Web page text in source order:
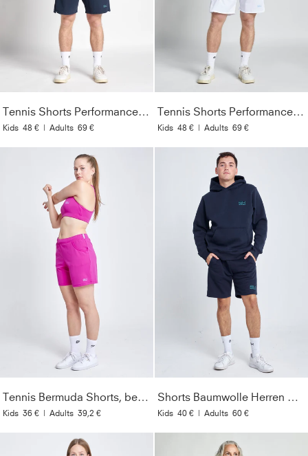
Tennis Shorts Performance für Herren & Jungen, navy blau
Kids 48 € | Adults 69 €
Tennis Shorts Performance für Herren & Jungen, weiß
Kids 48 € | Adults 69 €
Tennis Bermuda Shorts, berry pink
Kids 36 € | Adults 39,2 €
Shorts Baumwolle Herren & Jungen, navy blau
Kids 40 € | Adults 60 €